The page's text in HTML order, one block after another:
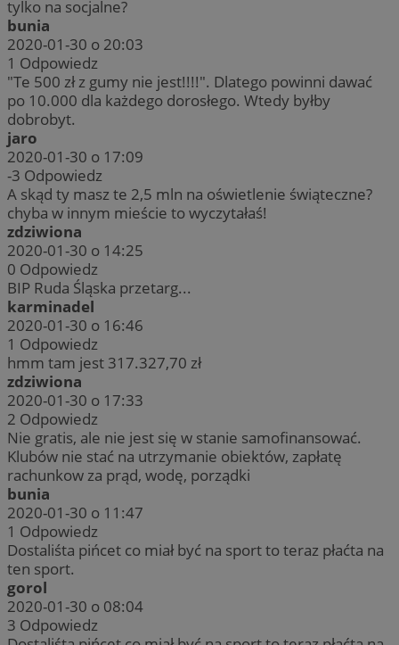
tylko na socjalne?
bunia
2020-01-30 o 20:03
1 Odpowiedz
"Te 500 zł z gumy nie jest!!!!". Dlatego powinni dawać
po 10.000 dla każdego dorosłego. Wtedy byłby
dobrobyt.
jaro
2020-01-30 o 17:09
-3 Odpowiedz
A skąd ty masz te 2,5 mln na oświetlenie świąteczne?
chyba w innym mieście to wyczytałaś!
zdziwiona
2020-01-30 o 14:25
0 Odpowiedz
BIP Ruda Śląska przetarg...
karminadel
2020-01-30 o 16:46
1 Odpowiedz
hmm tam jest 317.327,70 zł
zdziwiona
2020-01-30 o 17:33
2 Odpowiedz
Nie gratis, ale nie jest się w stanie samofinansować.
Klubów nie stać na utrzymanie obiektów, zapłatę
rachunkow za prąd, wodę, porządki
bunia
2020-01-30 o 11:47
1 Odpowiedz
Dostaliśta pińcet co miał być na sport to teraz płaćta na
ten sport.
gorol
2020-01-30 o 08:04
3 Odpowiedz